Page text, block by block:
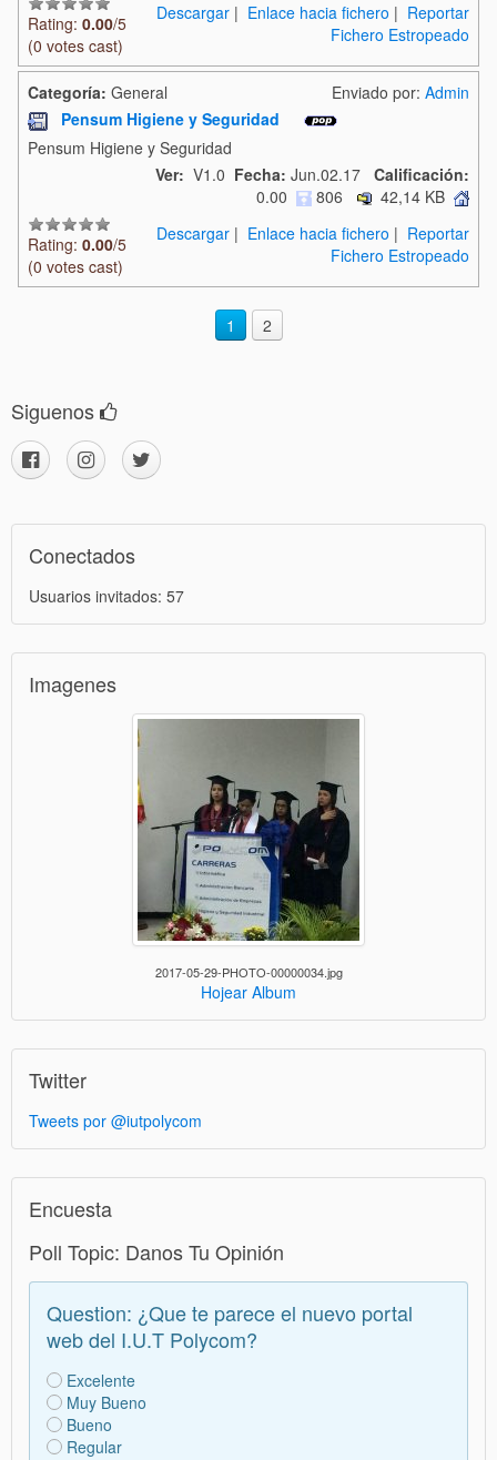
Rating: 0.00/5
(0 votes cast)
Descargar | Enlace hacia fichero | Reportar
Fichero Estropeado
Categoría: General Enviado por: Admin
Pensum Higiene y Seguridad
Pensum Higiene y Seguridad
Ver: V1.0 Fecha: Jun.02.17 Calificación:
0.00
806 42,14 KB
Rating: 0.00/5
(0 votes cast)
Descargar | Enlace hacia fichero | Reportar
Fichero Estropeado
1 2
Siguenos
Conectados
Usuarios invitados: 57
Imagenes
2017-05-29-PHOTO-00000034.jpg
Hojear Album
Twitter
Tweets por @iutpolycom
Encuesta
Poll Topic: Danos Tu Opinión
Question: ¿Que te parece el nuevo portal
web del I.U.T Polycom?
Excelente
Muy Bueno
Bueno
Regular